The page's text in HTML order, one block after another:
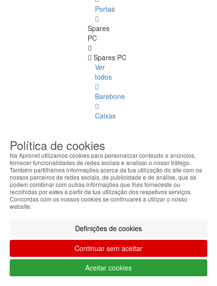
Portas
Spares
PC
Spares PC
Ver
todos
Barebone
Caixas
Alimentação
Ventoínhas
e
Coolers
Motherboards
Portátil
Spares
Portátil
Ver
Política de cookies
Na Apronet utilizamos cookies para personalizar conteúdo e anúncios,
fornecer funcionalidades de redes sociais e analisar o nosso tráfego.
Também partilhamos informações acerca da tua utilização do site com os
nossos parceiros de redes sociais, de publicidade e de análise, que as
podem combinar com outras informações que lhes forneceste ou
recolhidas por estes a partir da tua utilização dos respetivos serviços.
Concordas com os nossos cookies se continuares a utilizar o nosso
website.
Definições de cookies
Continuar sem aceitar
Aceitar cookies